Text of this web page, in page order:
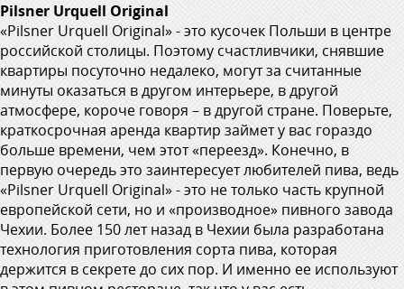
Pilsner Urquell Original
«Pilsner Urquell Original» - это кусочек Польши в центре
российской столицы. Поэтому счастливчики, снявшие
квартиры посуточно недалеко, могут за считанные
минуты оказаться в другом интерьере, в другой
атмосфере, короче говоря – в другой стране. Поверьте,
краткосрочная аренда квартир займет у вас гораздо
больше времени, чем этот «переезд». Конечно, в
первую очередь это заинтересует любителей пива, ведь
«Pilsner Urquell Original» - это не только часть крупной
европейской сети, но и «производное» пивного завода
Чехии. Более 150 лет назад в Чехии была разработана
технология приготовления сорта пива, которая
держится в секрете до сих пор. И именно ее используют